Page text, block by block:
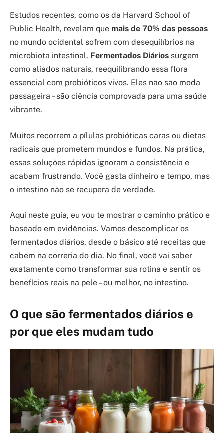
Estudos recentes, como os da Harvard School of
Public Health, revelam que mais de 70% das pessoas
no mundo ocidental sofrem com desequilíbrios na
microbiota intestinal. Fermentados Diários surgem
como aliados naturais, reequilibrando essa flora
essencial com probióticos vivos. Eles não são moda
passageira – são ciência comprovada para uma saúde
vibrante.
Muitos recorrem a pílulas probióticas caras ou dietas
radicais que prometem mundos e fundos. Na prática,
essas soluções rápidas ignoram a consistência e
acabam frustrando. Você gasta dinheiro e tempo, mas
o intestino não se recupera de verdade.
Aqui neste guia, eu vou te mostrar o caminho prático e
baseado em evidências. Vamos descomplicar os
fermentados diários, desde o básico até receitas que
cabem na correria do dia. No final, você vai saber
exatamente como transformar sua rotina e sentir os
benefícios reais na pele – ou melhor, no intestino.
O que são fermentados diários e
por que eles mudam tudo